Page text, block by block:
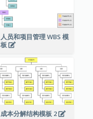
人员和项目管理 WBS 模
板
成本分解结构模板 2